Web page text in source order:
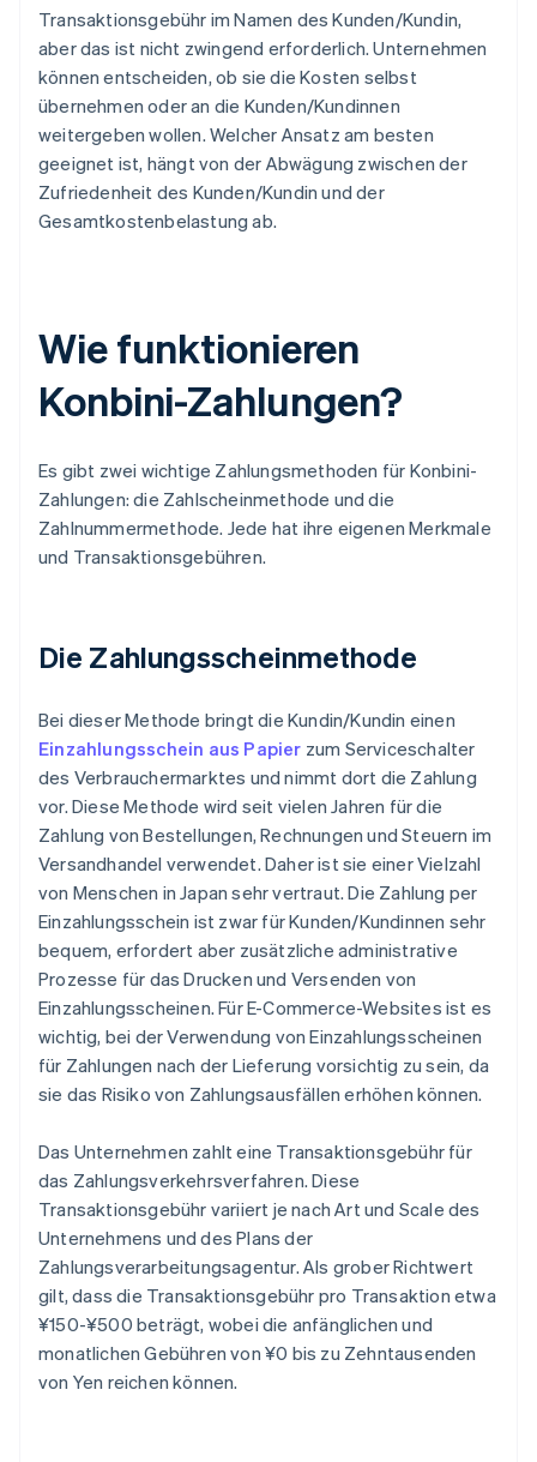
Transaktionsgebühr im Namen des Kunden/Kundin,
aber das ist nicht zwingend erforderlich. Unternehmen
können entscheiden, ob sie die Kosten selbst
übernehmen oder an die Kunden/Kundinnen
weitergeben wollen. Welcher Ansatz am besten
geeignet ist, hängt von der Abwägung zwischen der
Zufriedenheit des Kunden/Kundin und der
Gesamtkostenbelastung ab.
Wie funktionieren
Konbini-Zahlungen?
Es gibt zwei wichtige Zahlungsmethoden für Konbini-
Zahlungen: die Zahlscheinmethode und die
Zahlnummermethode. Jede hat ihre eigenen Merkmale
und Transaktionsgebühren.
Die Zahlungsscheinmethode
Bei dieser Methode bringt die Kundin/Kundin einen
Einzahlungsschein aus Papier zum Serviceschalter
des Verbrauchermarktes und nimmt dort die Zahlung
vor. Diese Methode wird seit vielen Jahren für die
Zahlung von Bestellungen, Rechnungen und Steuern im
Versandhandel verwendet. Daher ist sie einer Vielzahl
von Menschen in Japan sehr vertraut. Die Zahlung per
Einzahlungsschein ist zwar für Kunden/Kundinnen sehr
bequem, erfordert aber zusätzliche administrative
Prozesse für das Drucken und Versenden von
Einzahlungsscheinen. Für E-Commerce-Websites ist es
wichtig, bei der Verwendung von Einzahlungsscheinen
für Zahlungen nach der Lieferung vorsichtig zu sein, da
sie das Risiko von Zahlungsausfällen erhöhen können.
Das Unternehmen zahlt eine Transaktionsgebühr für
das Zahlungsverkehrsverfahren. Diese
Transaktionsgebühr variiert je nach Art und Scale des
Unternehmens und des Plans der
Zahlungsverarbeitungsagentur. Als grober Richtwert
gilt, dass die Transaktionsgebühr pro Transaktion etwa
¥150-¥500 beträgt, wobei die anfänglichen und
monatlichen Gebühren von ¥0 bis zu Zehntausenden
von Yen reichen können.